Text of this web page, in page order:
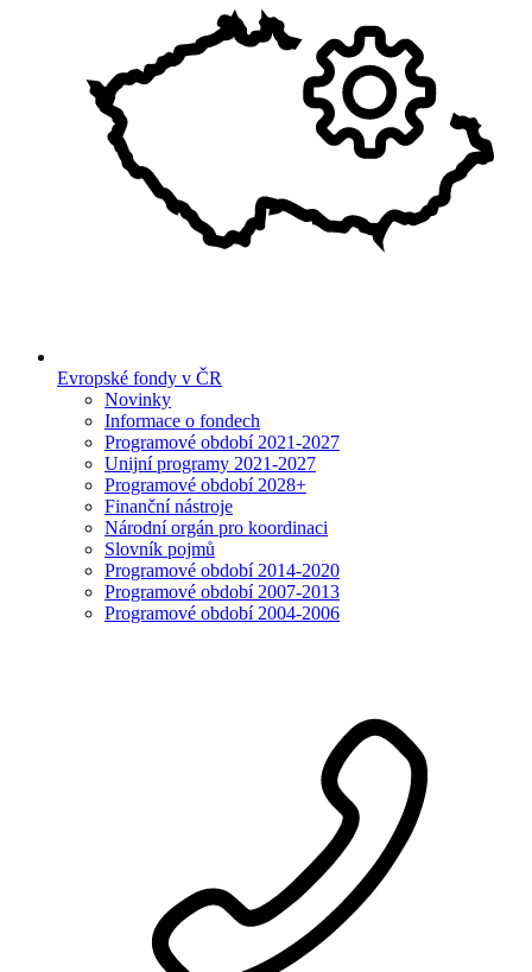
Evropské fondy v ČR
Novinky
Informace o fondech
Programové období 2021-2027
Unijní programy 2021-2027
Programové období 2028+
Finanční nástroje
Národní orgán pro koordinaci
Slovník pojmů
Programové období 2014-2020
Programové období 2007-2013
Programové období 2004-2006